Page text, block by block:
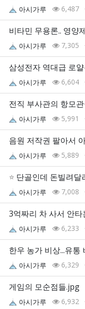
아시가루 6,487
비타민 무용론.. 영양
아시가루 7,305
삼성전자 역대급 로
아시가루 6,604
전직 부사관의 항모
아시가루 5,991
음원 저작권 팔아서
아시가루 5,889
⭐ 단골인데 돈빌려달
아시가루 7,008
3억짜리 차 사서 안
아시가루 6,233
한우 농가 비상...유통
아시가루 6,329
게임의 모순점들.jpg
아시가루 6,932